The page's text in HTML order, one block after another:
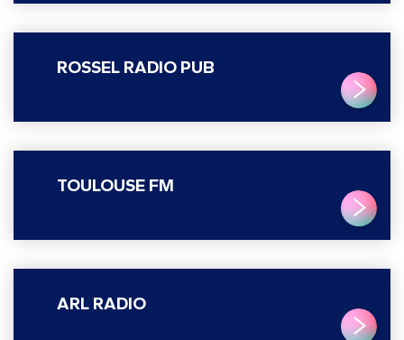
ROSSEL RADIO PUB
TOULOUSE FM
ARL RADIO